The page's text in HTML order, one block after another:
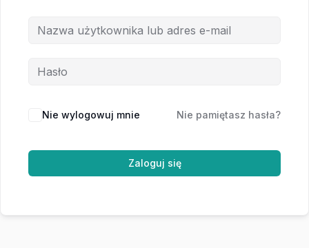
Nie wylogowuj mnie Nie pamiętasz hasła?
Zaloguj się